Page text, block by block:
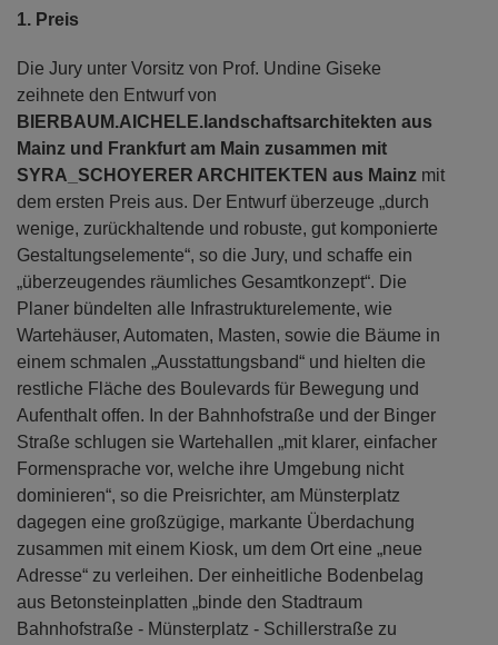
1. Preis
Die Jury unter Vorsitz von Prof. Undine Giseke
zeihnete den Entwurf von
BIERBAUM.AICHELE.landschaftsarchitekten aus
Mainz und Frankfurt am Main zusammen mit
SYRA_SCHOYERER ARCHITEKTEN aus Mainz mit
dem ersten Preis aus. Der Entwurf überzeuge „durch
wenige, zurückhaltende und robuste, gut komponierte
Gestaltungselemente“, so die Jury, und schaffe ein
„überzeugendes räumliches Gesamtkonzept“. Die
Planer bündelten alle Infrastrukturelemente, wie
Wartehäuser, Automaten, Masten, sowie die Bäume in
einem schmalen „Ausstattungsband“ und hielten die
restliche Fläche des Boulevards für Bewegung und
Aufenthalt offen. In der Bahnhofstraße und der Binger
Straße schlugen sie Wartehallen „mit klarer, einfacher
Formensprache vor, welche ihre Umgebung nicht
dominieren“, so die Preisrichter, am Münsterplatz
dagegen eine großzügige, markante Überdachung
zusammen mit einem Kiosk, um dem Ort eine „neue
Adresse“ zu verleihen. Der einheitliche Bodenbelag
aus Betonsteinplatten „binde den Stadtraum
Bahnhofstraße - Münsterplatz - Schillerstraße zu